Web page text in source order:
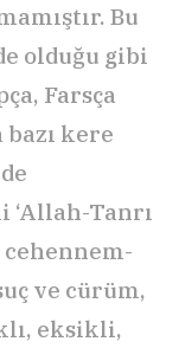
Bu
olduğu gibi
Farsça
kere
‘Allah-Tanrı
cehennem-
ve cürüm,
eksikli,